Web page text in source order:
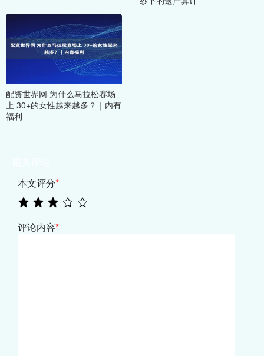
配资世界网 为什么马拉松赛场
上 30+的女性越来越多？｜内有
福利
本文评分*
评论内容*